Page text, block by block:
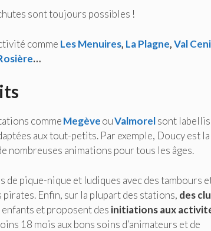
sont toujours possibles !
comme Les Menuires, La Plagne,Val
…
commeMegèveouValmorelsont
aux tout-petits. Par exemple, Doucy est la
animations pour tous les âges.
pique-nique et ludiques avec des tambours
pirates. Enfin, sur la plupart des stations, des
et proposent des initiations aux
18 mois aux bons soins d’animateurs et de